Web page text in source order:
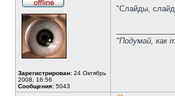
в
сети
Зарегистрирован: 24 Октябрь
2008, 16:56
Сообщения: 5043
"Слайды,
"Подумай, как